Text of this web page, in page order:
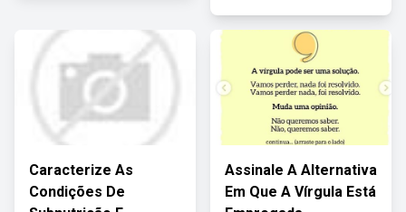
Caracterize As
Condições De
Assinale A Alternativa
Em Que A Vírgula Está